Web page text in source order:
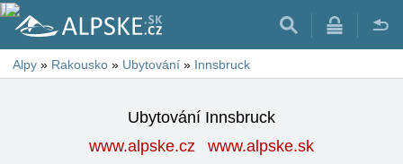
Alpy » Rakousko » Ubytování » Innsbruck
Ubytování Innsbruck
www.alpske.cz
www.alpske.sk